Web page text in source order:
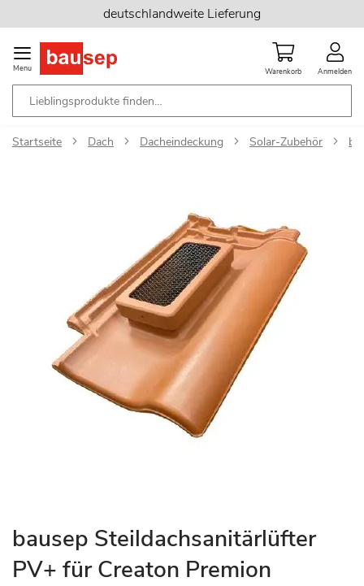
Inhalt
springen
deutschlandweite Lieferung
Menu Warenkorb Anmelden
Startseite Dach Dacheindeckung Solar-Zubehör
Zum
Anfang
der
bausep Steildachsanitärlüfter
PV+ für Creaton Premion